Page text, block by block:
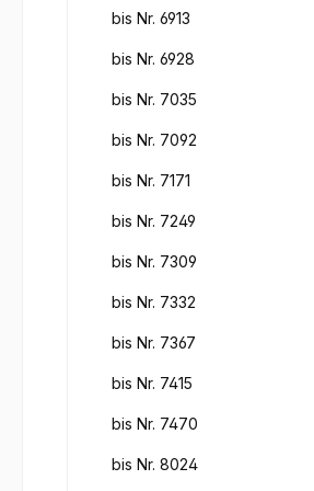
bis Nr. 6913
bis Nr. 6928
bis Nr. 7035
bis Nr. 7092
bis Nr. 7171
bis Nr. 7249
bis Nr. 7309
bis Nr. 7332
bis Nr. 7367
bis Nr. 7415
bis Nr. 7470
bis Nr. 8024